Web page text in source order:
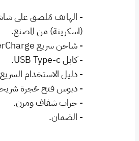
- الهاتف مُلصق على
(اسكرينة) من المصنع.
- شاحن سريع SuperCharge.
- كابل USB Type-c.
- دليل الاستخدام السريع.
- دبوس فتح حُجرة شريحة
- جراب شفاف ومرن.
- الضمان.